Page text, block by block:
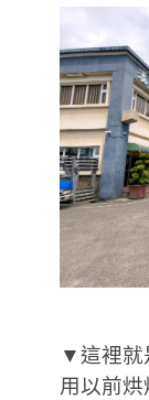
▼這裡就
用以前